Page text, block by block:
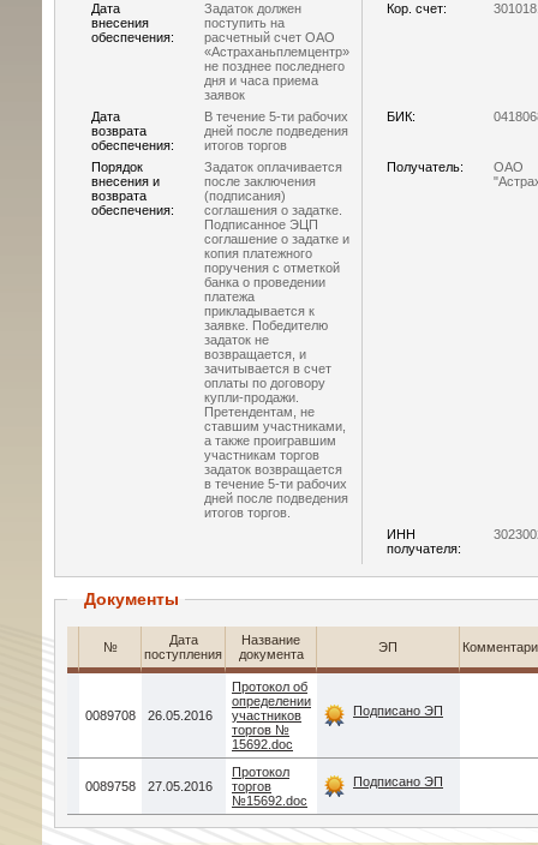
Дата
внесения
обеспечения:
Задаток должен
поступить на
расчетный счет ОАО
«Астраханьплемцентр»
не позднее последнего
дня и часа приема
заявок
Кор. счет:
Дата
возврата
обеспечения:
В течение 5-ти рабочих
дней после подведения
итогов торгов
БИК:
Порядок
внесения и
возврата
обеспечения:
Задаток оплачивается
после заключения
(подписания)
соглашения о задатке.
Подписанное ЭЦП
соглашение о задатке и
копия платежного
поручения с отметкой
банка о проведении
платежа
прикладывается к
заявке. Победителю
задаток не
возвращается, и
зачитывается в счет
оплаты по договору
купли-продажи.
Претендентам, не
ставшим участниками,
а также проигравшим
участникам торгов
задаток возвращается
в течение 5-ти рабочих
дней после подведения
итогов торгов.
Получатель:
ОАО
ИНН
получателя:
Документы
№
Дата
поступления
Название
документа
ЭП
0089708 26.05.2016
Протокол об
определении
участников
торгов №
15692.doc
Подписано ЭП
0089758 27.05.2016
Протокол
торгов
№15692.doc
Подписано ЭП